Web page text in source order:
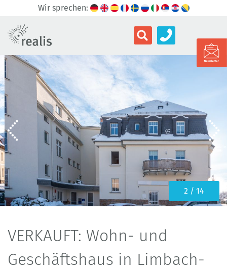
Wir sprechen:
3 / 14
VERKAUFT: Wohn- und
Geschäftshaus in Limbach-